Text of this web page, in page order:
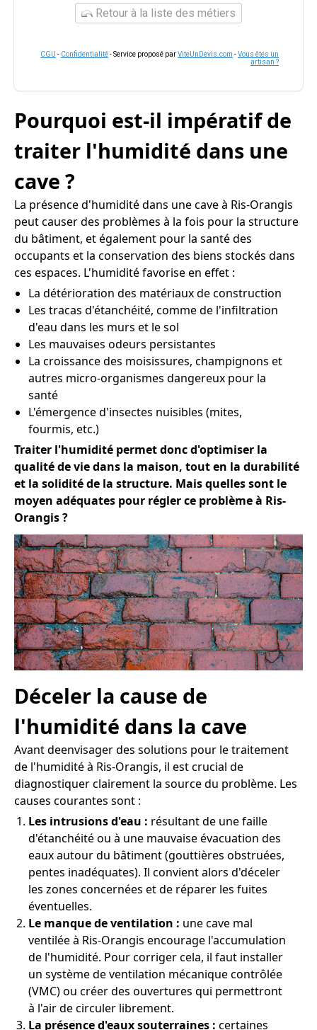
Retour à la liste des métiers
CGU - Confidentialité- Service proposé parViteUnDevis.com -Vous êtes un
artisan ?
Pourquoi est-il impératif de
traiter l'humidité dans une
cave ?
La présence d'humidité dans une cave à Ris-Orangis
peut causer des problèmes à la fois pour la structure
du bâtiment, et également pour la santé des
occupants et la conservation des biens stockés dans
ces espaces. L'humidité favorise en effet :
La détérioration des matériaux de construction
Les tracas d'étanchéité, comme de l'infiltration
d'eau dans les murs et le sol
Les mauvaises odeurs persistantes
La croissance des moisissures, champignons et
autres micro-organismes dangereux pour la
santé
L'émergence d'insectes nuisibles (mites,
fourmis, etc.)
Traiter l'humidité permet donc d'optimiser la
qualité de vie dans la maison, tout en la durabilité
et la solidité de la structure. Mais quelles sont le
moyen adéquates pour régler ce problème à Ris-
Orangis ?
Déceler la cause de
l'humidité dans la cave
Avant deenvisager des solutions pour le traitement
de l'humidité à Ris-Orangis, il est crucial de
diagnostiquer clairement la source du problème. Les
causes courantes sont :
Les intrusions d'eau : résultant de une faille
d'étanchéité ou à une mauvaise évacuation des
eaux autour du bâtiment (gouttières obstruées,
pentes inadéquates). Il convient alors d'déceler
les zones concernées et de réparer les fuites
éventuelles.
Le manque de ventilation : une cave mal
ventilée à Ris-Orangis encourage l'accumulation
de l'humidité. Pour corriger cela, il faut installer
un système de ventilation mécanique contrôlée
(VMC) ou créer des ouvertures qui permettront
à l'air de circuler librement.
La présence d'eaux souterraines : certaines